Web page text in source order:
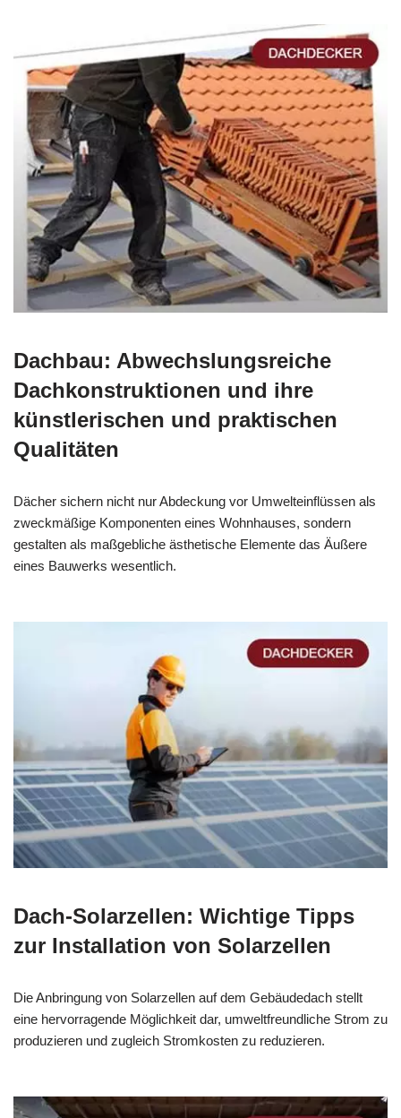
Dachbau: Abwechslungsreiche
Dachkonstruktionen und ihre
künstlerischen und praktischen
Qualitäten
Dächer sichern nicht nur Abdeckung vor Umwelteinflüssen als
zweckmäßige Komponenten eines Wohnhauses, sondern
gestalten als maßgebliche ästhetische Elemente das Äußere
eines Bauwerks wesentlich.
Dach-Solarzellen: Wichtige Tipps
zur Installation von Solarzellen
Die Anbringung von Solarzellen auf dem Gebäudedach stellt
eine hervorragende Möglichkeit dar, umweltfreundliche Strom zu
produzieren und zugleich Stromkosten zu reduzieren.